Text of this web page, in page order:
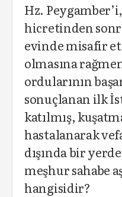
Hz.
hicretinden
evinde misafir
olmasına
ordularının
sonuçlanan ilk
katılmış,
hastalanarak
dışında bir
meşhur sahabe
hangisidir?